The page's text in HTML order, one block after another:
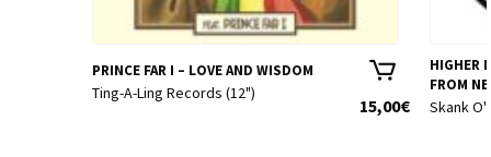
PRINCE FAR I – LOVE AND WISDOM
15,00€
Ting-A-Ling Records (12")
HIGHER
FROM
Skank